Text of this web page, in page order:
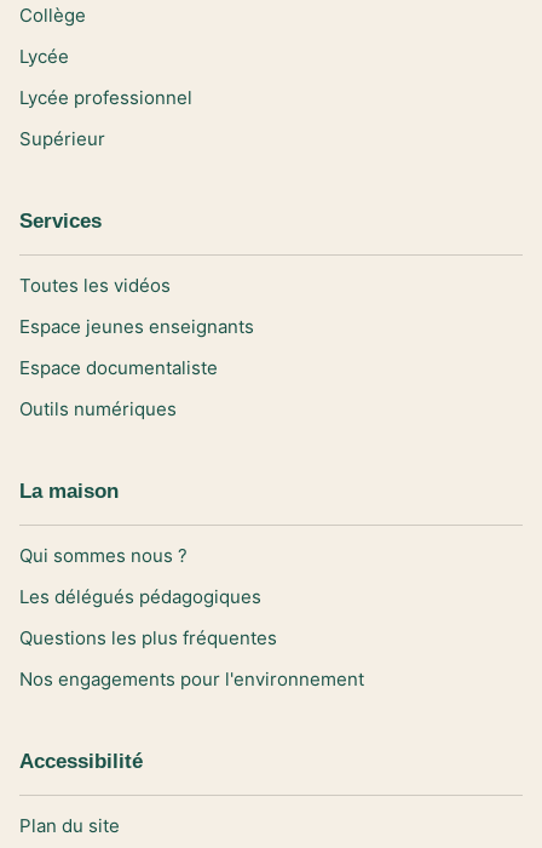
Collège
Lycée
Lycée professionnel
Supérieur
Services
Toutes les vidéos
Espace jeunes enseignants
Espace documentaliste
Outils numériques
La maison
Qui sommes nous ?
Les délégués pédagogiques
Questions les plus fréquentes
Nos engagements pour l'environnement
Accessibilité
Plan du site